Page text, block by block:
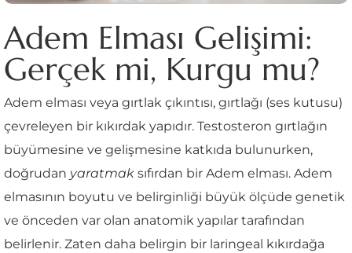
Adem Elması Gelişimi:
Gerçek mi, Kurgu mu?
Adem elması veya gırtlak çıkıntısı, gırtlağı (ses kutusu)
çevreleyen bir kıkırdak yapıdır. Testosteron gırtlağın
büyümesine ve gelişmesine katkıda bulunurken,
doğrudan yaratmak sıfırdan bir Adem elması. Adem
elmasının boyutu ve belirginliği büyük ölçüde genetik
ve önceden var olan anatomik yapılar tarafından
belirlenir. Zaten daha belirgin bir laringeal kıkırdağa